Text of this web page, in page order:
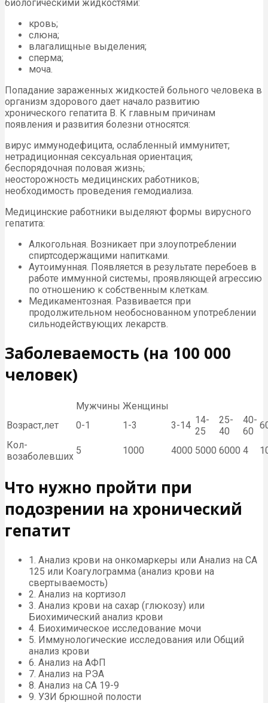
биологическими жидкостями:
кровь;
слюна;
влагалищные выделения;
сперма;
моча.
Попадание зараженных жидкостей больного человека в
организм здорового дает начало развитию
хронического гепатита B. К главным причинам
появления и развития болезни относятся:
вирус иммунодефицита, ослабленный иммунитет;
нетрадиционная сексуальная ориентация;
беспорядочная половая жизнь;
неосторожность медицинских работников;
необходимость проведения гемодиализа.
Медицинские работники выделяют формы вирусного
гепатита:
Алкогольная. Возникает при злоупотреблении
спиртсодержащими напитками.
Аутоимунная. Появляется в результате перебоев в
работе иммунной системы, проявляющей агрессию
по отношению к собственным клеткам.
Медикаментозная. Развивается при
продолжительном необоснованном употреблении
сильнодействующих лекарств.
Заболеваемость (на 100 000
человек)
Мужчины Женщины
Возраст,лет
0-1 1-3 3-14 14-
25
25-
40
40-
60
Кол-
возаболевших
5 1000 4000 5000 6000 4
Что нужно пройти при
подозрении на хронический
гепатит
1. Анализ крови на онкомаркеры или Анализ на CA
125 или Коагулограмма (анализ крови на
свертываемость)
2. Анализ на кортизол
3. Анализ крови на сахар (глюкозу) или
Биохимический анализ крови
4. Биохимическое исследование мочи
5. Иммунологические исследования или Общий
анализ крови
6. Анализ на АФП
7. Анализ на РЭА
8. Анализ на СА 19-9
9. УЗИ брюшной полости